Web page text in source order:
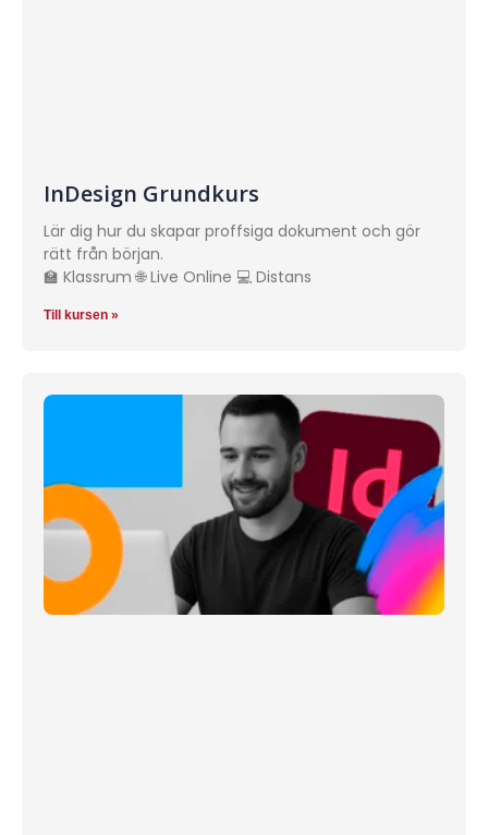
InDesign Grundkurs
Lär dig hur du skapar proffsiga dokument och gör
rätt från början.
🏫 Klassrum 🌐 Live Online 💻 Distans
Till kursen »